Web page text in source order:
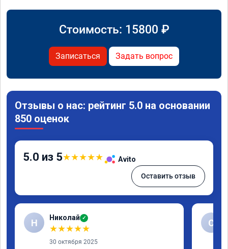
Стоимость: 15800 ₽
Записаться Задать вопрос
Отзывы о нас: рейтинг 5.0 на основании
850 оценок
5.0 из 5★★★★★ Avito
Оставить отзыв
Н Николай ✓
★★★★★
30 октября 2025
С